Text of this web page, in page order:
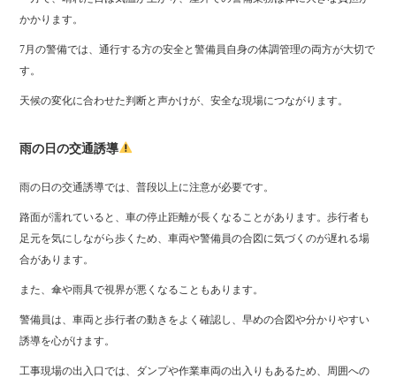
かかります。
7月の警備では、通行する方の安全と警備員自身の体調管理の両方が大切で
す。
天候の変化に合わせた判断と声かけが、安全な現場につながります。
雨の日の交通誘導
雨の日の交通誘導では、普段以上に注意が必要です。
路面が濡れていると、車の停止距離が長くなることがあります。歩行者も
足元を気にしながら歩くため、車両や警備員の合図に気づくのが遅れる場
合があります。
また、傘や雨具で視界が悪くなることもあります。
警備員は、車両と歩行者の動きをよく確認し、早めの合図や分かりやすい
誘導を心がけます。
工事現場の出入口では、ダンプや作業車両の出入りもあるため、周囲への